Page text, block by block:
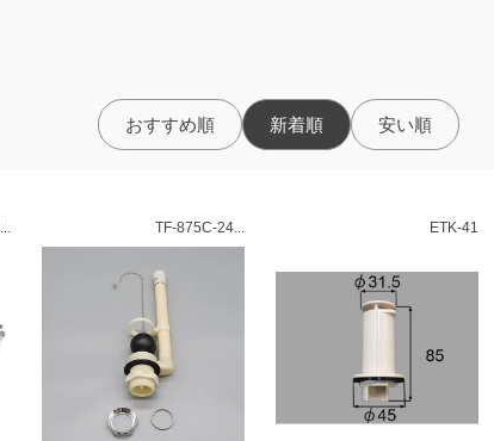
おすすめ順 新着順 安い順
TF-875C-24... ETK-41